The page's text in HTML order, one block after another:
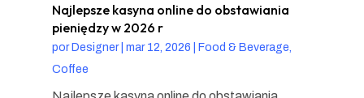
Najlepsze kasyna online do obstawiania
pieniędzy w 2026 r
porDesigner| mar 12, 2026
Food & Beverage,
Coffee